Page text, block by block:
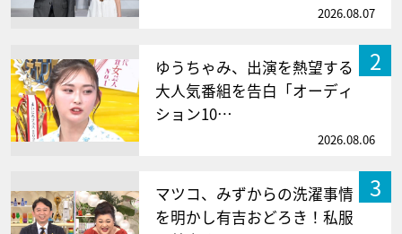
2026.08.07
2
ゆうちゃみ、出演を熱望する
大人気番組を告白「オーディ
ション10…
2026.08.06
3
マツコ、みずからの洗濯事情
を明かし有吉おどろき！私服